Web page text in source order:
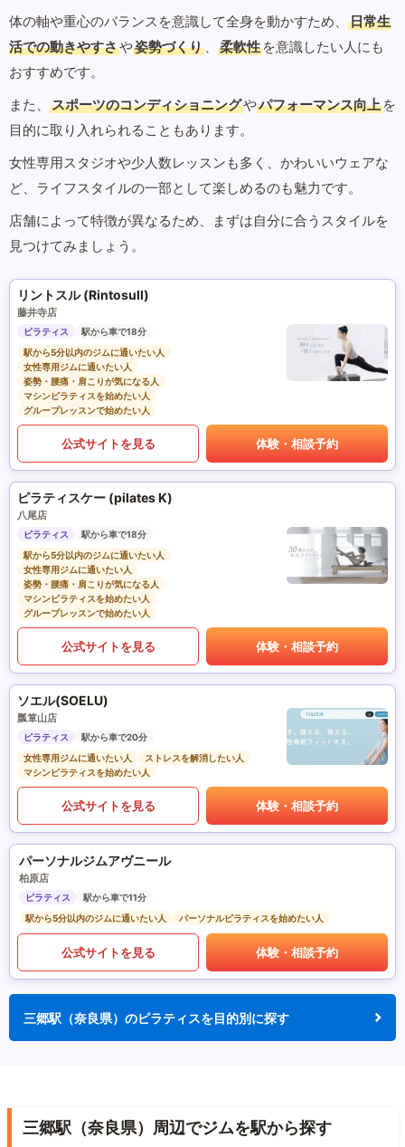
体の軸や重心のバランスを意識して全身を動かすため、
日常生
活での動きやすさや姿勢づくり 、 柔軟性 を意識したい人にも
おすすめです。
また、
スポーツのコンディショニングやパフォーマンス向上 を
目的に取り入れられることもあります。
女性専用スタジオや少人数レッスンも多く、かわいいウェアな
ど、ライフスタイルの一部として楽しめるのも魅力です。
店舗によって特徴が異なるため、まずは自分に合うスタイルを
見つけてみましょう。
リントスル (Rintosull)
藤井寺店
ピラティス
駅から車で18分
駅から5分以内のジムに通いたい人
女性専用ジムに通いたい人
姿勢・腰痛・肩こりが気になる人
マシンピラティスを始めたい人
グループレッスンで始めたい人
公式サイトを見る 体験・相談予約
ピラティスケー (pilates K)
八尾店
ピラティス
駅から車で18分
駅から5分以内のジムに通いたい人
女性専用ジムに通いたい人
姿勢・腰痛・肩こりが気になる人
マシンピラティスを始めたい人
グループレッスンで始めたい人
公式サイトを見る 体験・相談予約
ソエル(SOELU)
瓢箪山店
ピラティス
駅から車で20分
女性専用ジムに通いたい人
ストレスを解消したい人
マシンピラティスを始めたい人
公式サイトを見る 体験・相談予約
パーソナルジムアヴニール
柏原店
ピラティス
駅から車で11分
駅から5分以内のジムに通いたい人
パーソナルピラティスを始めたい人
公式サイトを見る 体験・相談予約
三郷駅（奈良県）のピラティスを目的別に探す
三郷駅（奈良県）周辺でジムを駅から探す